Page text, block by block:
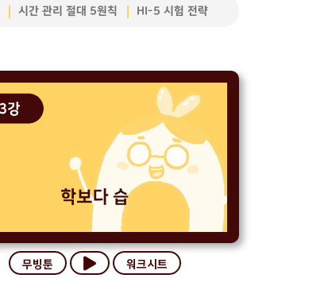
시간 관리 절대 5원칙 HI-5 시험 전략
무빙툰 워크시트